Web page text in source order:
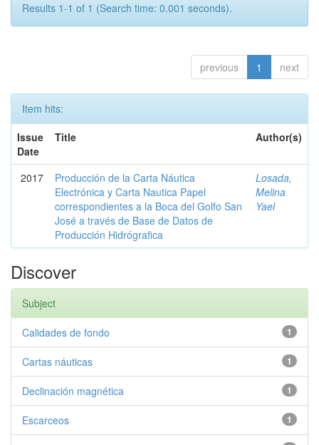
Results 1-1 of 1 (Search time: 0.001 seconds).
previous 1 next
Item hits:
Issue
Date
Title Author(s)
2017
Producción de la Carta Náutica
Electrónica y Carta Nautica Papel
correspondientes a la Boca del Golfo San
José a través de Base de Datos de
Producción Hidrógrafica
Losada,
Melina
Yael
Discover
Subject
1
Calidades de fondo
1
Cartas náuticas
1
Declinación magnética
1
Escarceos